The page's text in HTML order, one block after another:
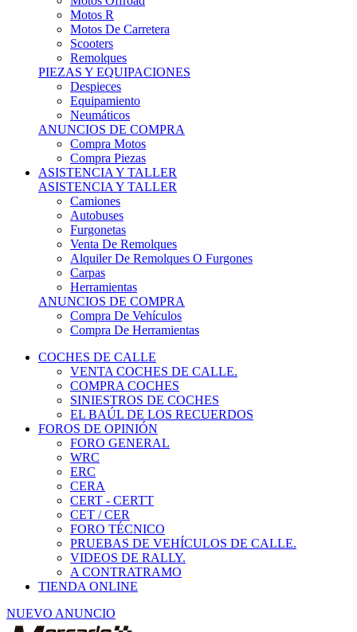
Motos R
Motos De Carretera
Scooters
Remolques
PIEZAS Y EQUIPACIONES
Despieces
Equipamiento
Neumáticos
ANUNCIOS DE COMPRA
Compra Motos
Compra Piezas
ASISTENCIA Y TALLER
ASISTENCIA Y TALLER
Camiones
Autobuses
Furgonetas
Venta De Remolques
Alquiler De Remolques O Furgones
Carpas
Herramientas
ANUNCIOS DE COMPRA
Compra De Vehículos
Compra De Herramientas
COCHES DE CALLE
VENTA COCHES DE CALLE.
COMPRA COCHES
SINIESTROS DE COCHES
EL BAÚL DE LOS RECUERDOS
FOROS DE OPINIÓN
FORO GENERAL
WRC
ERC
CERA
CERT - CERTT
CET / CER
FORO TÉCNICO
PRUEBAS DE VEHÍCULOS DE CALLE.
VIDEOS DE RALLY.
A CONTRATRAMO
TIENDA ONLINE
NUEVO ANUNCIO